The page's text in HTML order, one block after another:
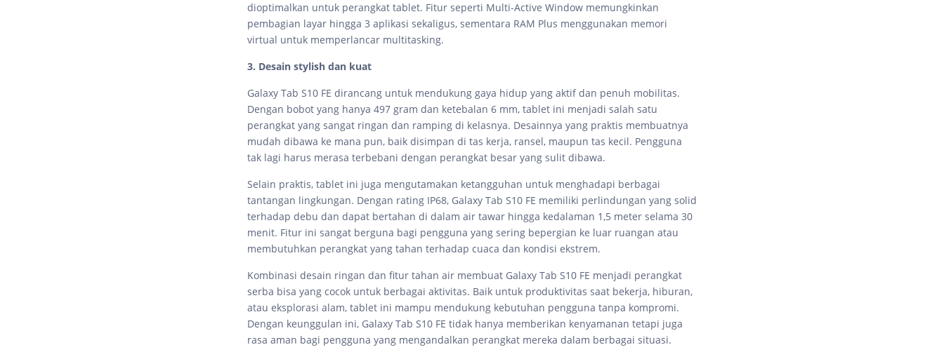
dioptimalkan untuk perangkat tablet. Fitur seperti Multi-Active Window memungkinkan
pembagian layar hingga 3 aplikasi sekaligus, sementara RAM Plus menggunakan memori
virtual untuk memperlancar multitasking.
3. Desain stylish dan kuat
Galaxy Tab S10 FE dirancang untuk mendukung gaya hidup yang aktif dan penuh mobilitas.
Dengan bobot yang hanya 497 gram dan ketebalan 6 mm, tablet ini menjadi salah satu
perangkat yang sangat ringan dan ramping di kelasnya. Desainnya yang praktis membuatnya
mudah dibawa ke mana pun, baik disimpan di tas kerja, ransel, maupun tas kecil. Pengguna
tak lagi harus merasa terbebani dengan perangkat besar yang sulit dibawa.
Selain praktis, tablet ini juga mengutamakan ketangguhan untuk menghadapi berbagai
tantangan lingkungan. Dengan rating IP68, Galaxy Tab S10 FE memiliki perlindungan yang solid
terhadap debu dan dapat bertahan di dalam air tawar hingga kedalaman 1,5 meter selama 30
menit. Fitur ini sangat berguna bagi pengguna yang sering bepergian ke luar ruangan atau
membutuhkan perangkat yang tahan terhadap cuaca dan kondisi ekstrem.
Kombinasi desain ringan dan fitur tahan air membuat Galaxy Tab S10 FE menjadi perangkat
serba bisa yang cocok untuk berbagai aktivitas. Baik untuk produktivitas saat bekerja, hiburan,
atau eksplorasi alam, tablet ini mampu mendukung kebutuhan pengguna tanpa kompromi.
Dengan keunggulan ini, Galaxy Tab S10 FE tidak hanya memberikan kenyamanan tetapi juga
rasa aman bagi pengguna yang mengandalkan perangkat mereka dalam berbagai situasi.